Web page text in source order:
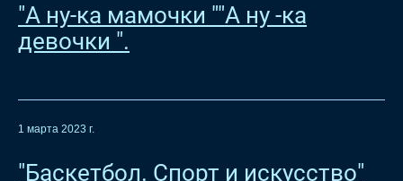
"А ну-ка мамочки ""А ну -ка
девочки ".
1 марта 2023 г.
"Баскетбол. Спорт и искусство"